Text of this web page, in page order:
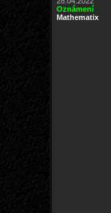
Oznámení
Mathematix